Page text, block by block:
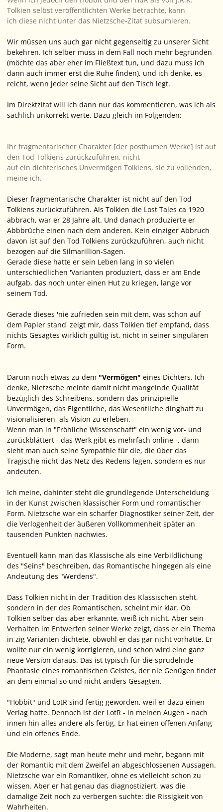
Tolkien selbst veröffentlichten Werke betrachte, kann
ich diese nicht unter das Nietzsche-Zitat subsumieren.
Wir müssen uns auch gar nicht gegenseitig zu unserer Sicht
bekehren. Ich selber muss in dem Fall noch mehr begründen
(möchte das aber eher im Fließtext tun, und dazu muss ich
dann auch immer erst die Ruhe finden), und ich denke, es
reicht, wenn jeder seine Sicht auf den Tisch legt.
Im Direktzitat will ich dann nur das kommentieren, was ich als
sachlich unkorrekt werte. Dazu gleich im Folgenden:
Ihr fragmentarischer Charakter [der posthumen Werke] ist auf
den Tod Tolkiens zurückzuführen, nicht
auf ein dichterisches Unvermögen Tolkiens, sie zu vollenden,
meine ich.
Dieser fragmentarische Charakter ist nicht auf den Tod
Tolkiens zurückzuführen. Als Tolkien die Lost Tales ca 1920
abbrach, war er 28 Jahre alt. Und danach produzierte er
Abbbrüche einen nach dem anderen. Kein einziger Abbruch
davon ist auf den Tod Tolkiens zurückzuführen, auch nicht
bezogen auf die Silmarillion-Sagen.
Gerade diese hatte er sein Leben lang in so vielen
unterschiedlichen 'Varianten produziert, dass er am Ende
aufgab, das noch unter einen Hut zu kriegen, lange vor
seinem Tod.
Gerade dieses 'nie zufrieden sein mit dem, was schon auf
dem Papier stand' zeigt mir, dass Tolkien tief empfand, dass
nichts Gesagtes wirklich gültig ist, nicht in seiner singulären
Form.
Darum noch etwas zu dem "Vermögen" eines Dichters. Ich
denke, Nietzsche meinte damit nicht mangelnde Qualität
bezüglich des Schreibens, sondern das prinzipielle
Unvermögen, das Eigentliche, das Wesentliche dinghaft zu
visionalisieren, als Vision zu erleben.
Wenn man in "Fröhliche Wissenschaft" ein wenig vor- und
zurückblättert - das Werk gibt es mehrfach online -, dann
sieht man auch seine Sympathie für die, die über das
Tragische nicht das Netz des Redens legen, sondern es nur
andeuten.
Ich meine, dahinter steht die grundlegende Unterscheidung
in der Kunst zwischen klassischer Form und romantischer
Form. Nietzsche war ein scharfer Diagnostiker seiner Zeit, der
die Verlogenheit der äußeren Vollkommenheit später an
tausenden Punkten nachwies.
Eventuell kann man das Klassische als eine Verbildlichung
des "Seins" beschreiben, das Romantische hingegen als eine
Andeutung des "Werdens".
Dass Tolkien nicht in der Tradition des Klassischen steht,
sondern in der des Romantischen, scheint mir klar. Ob
Tolkien selber das aber erkannte, weiß ich nicht. Aber sein
Verhalten im Entwerfen seiner Werke zeigt, dass er ein Thema
in zig Varianten dichtete, obwohl er das gar nicht vorhatte. Er
wollte nur ein wenig korrigieren, und schon wird eine ganz
neue Version daraus. Das ist typisch für die sprudelnde
Phantasie eines romantischen Geistes, der nie Genügen findet
an dem einmal so und nicht anders Gesagten.
"Hobbit" und LotR sind fertig geworden, weil er dazu einen
Verlag hatte. Dennoch ist der LotR - in meinen Augen - nach
innen hin alles andere als fertig. Er hat einen offenen Anfang
und ein offenes Ende.
Die Moderne, sagt man heute mehr und mehr, begann mit
der Romantik; mit dem Zweifel an abgeschlossenen Aussagen.
Nietzsche war ein Romantiker, ohne es vielleicht schon zu
wissen. Aber er hat genau das diagnostiziert, was die
damalige Zeit noch zu verbergen suchte: die Rissigkeit von
Wahrheiten.